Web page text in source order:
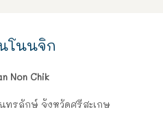
โนนจิก
Non Chik
ทรลักษ์ จังหวัดศรีสะเกษ